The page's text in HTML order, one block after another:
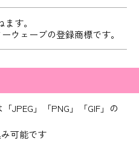
す。
ウェーブの登録商標です。
JPEG」「PNG」「GIF」の
可能です